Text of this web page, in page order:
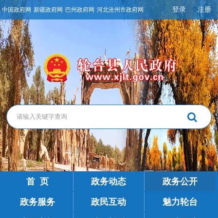
中国政府网 新疆政府网 巴州政府网 河北沧州市政府网 登录 注册
首 页 政务动态 政务公开
政务服务 政民互动 魅力轮台